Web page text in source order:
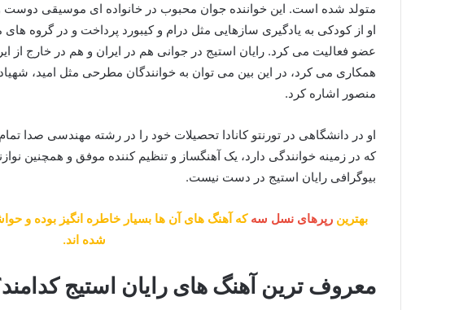
متولد شده است. این خواننده جوان محبوب در خانواده ای موسیقی دوست و
او از کودکی به یادگیری سازهایی مثل درام و کیبورد پرداخت و در گروه
عضو فعالیت می کرد. رایان استیج در جوانی هم در ایران و هم در خارج از
همکاری می کرد، در این بین می توان به خوانندگان مطرحی مثل امید،
منصور اشاره کرد.
او در دانشگاهی در تورنتو کانادا تحصیلات خود را در رشته مهندسی صدا
که در زمینه خوانندگی دارد، یک آهنگساز و تنظیم کننده موفق و همچنین
بیوگرافی رایان استیج در دست نیست.
بهترینرپرهای نسل سه که آهنگ های آن ها بسیار خاطره انگیز بوده و
شده اند.
معروف ترین آهنگ های رایان استیج